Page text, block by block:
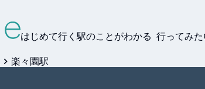
はじめて行く駅のことがわかる 行ってみ
楽々園駅